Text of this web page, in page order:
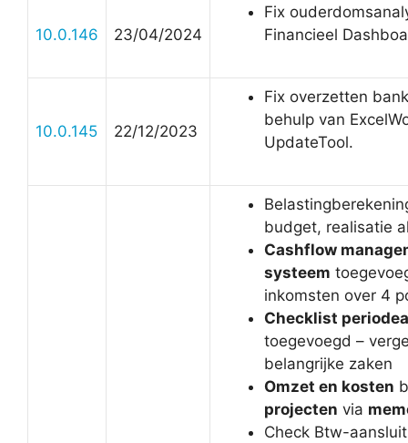
10.0.146 23/04/2024
Fix
Financieel
10.0.145 22/12/2023
Fix overzetten
behulp van
UpdateTool.
budget, realisatie
Cashflow
systeem
inkomsten over 4
Checklist
toegevoegd –
belangrijke zaken
Omzet en kosten
projecten via
Check Btw-